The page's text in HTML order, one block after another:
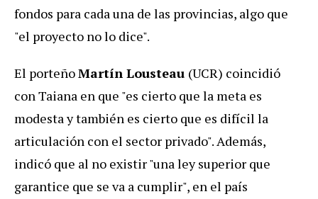
fondos para cada una de las provincias, algo que
"el proyecto no lo dice".
El porteñoMartín Lousteau (UCR) coincidió
con Taiana en que "es cierto que la meta es
modesta y también es cierto que es difícil la
articulación con el sector privado". Además,
indicó que al no existir "una ley superior que
garantice que se va a cumplir", en el país